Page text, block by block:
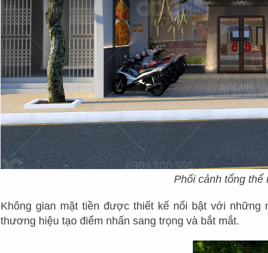
Phối cảnh tổng thể
Không gian mặt tiền được thiết kế nổi bật với những
thương hiệu tạo điểm nhấn sang trọng và bắt mắt.